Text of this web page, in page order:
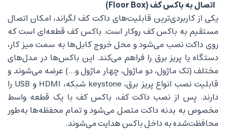
اتصال به باکس کف (Floor Box)
یکی از کاربردی‌ترین قابلیت‌های داکت کف لگراند، امکان اتصال
مستقیم به باکس کف روکار است. باکس کف قطعه‌ای است که
روی داکت نصب می‌شود و محل خروج کابل‌ها به سمت میز کار،
دستگاه یا پریز برق را فراهم می‌کند. این باکس‌ها در مدل‌های
مختلف (تک ماژول، دو ماژول، چهار ماژول و…) عرضه می‌شوند و
قابلیت نصب انواع پریز برق، keystone شبکه، HDMI و USB را
دارند. پس از نصب داکت کف، باکس کف با یک قطعه واسط
مخصوص به بدنه داکت متصل می‌شود و تمام محفظه‌ها به‌طور
محافظت‌شده به داخل باکس هدایت می‌شوند.